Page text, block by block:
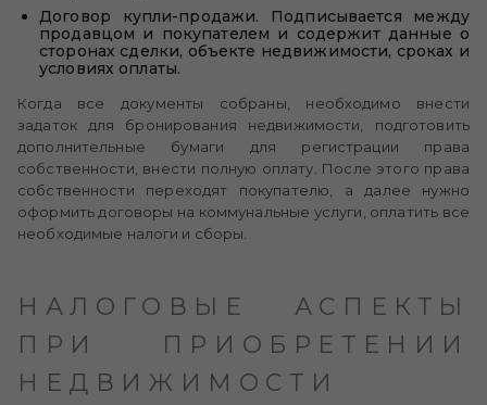
Договор купли-продажи. Подписывается между
продавцом и покупателем и содержит данные о
сторонах сделки, объекте недвижимости, сроках и
условиях оплаты.
Когда все документы собраны, необходимо внести
задаток для бронирования недвижимости, подготовить
дополнительные бумаги для регистрации права
собственности, внести полную оплату. После этого права
собственности переходят покупателю, а далее нужно
оформить договоры на коммунальные услуги, оплатить все
необходимые налоги и сборы.
НАЛОГОВЫЕ АСПЕКТЫ
ПРИ ПРИОБРЕТЕНИИ
НЕДВИЖИМОСТИ